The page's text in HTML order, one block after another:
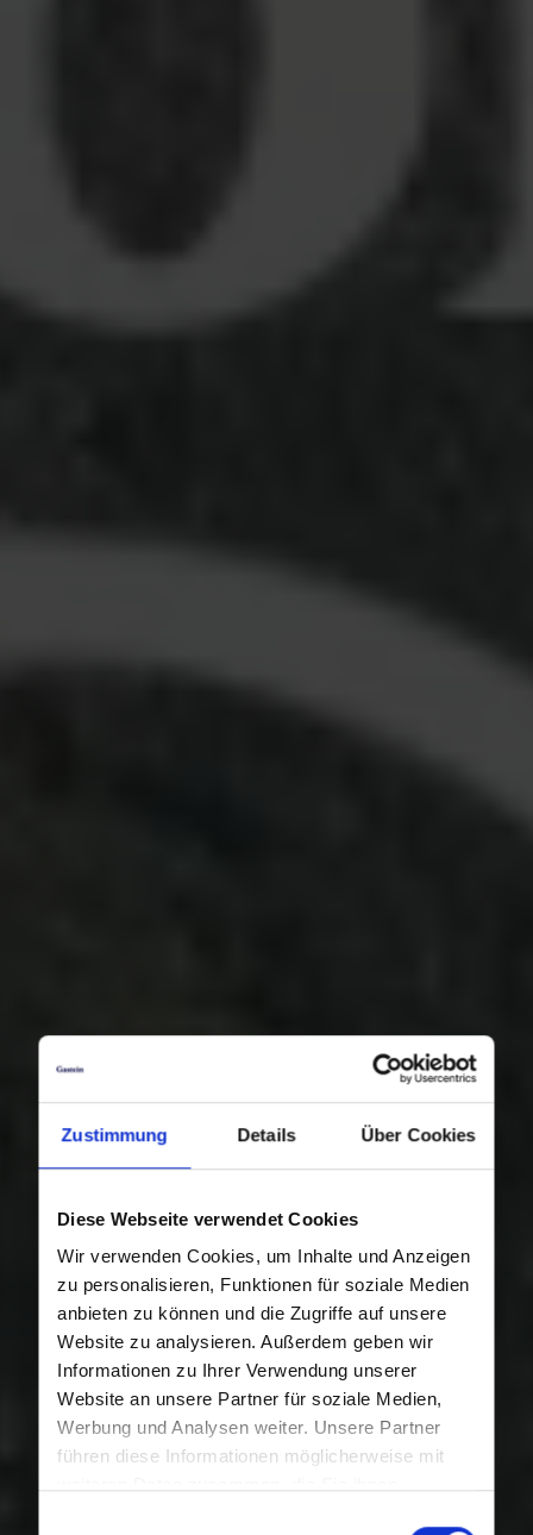
Zustimmung Details Über Cookies
Diese Webseite verwendet Cookies
Wir verwenden Cookies, um Inhalte und Anzeigen
zu personalisieren, Funktionen für soziale Medien
anbieten zu können und die Zugriffe auf unsere
Website zu analysieren. Außerdem geben wir
Informationen zu Ihrer Verwendung unserer
Website an unsere Partner für soziale Medien,
Werbung und Analysen weiter. Unsere Partner
führen diese Informationen möglicherweise mit